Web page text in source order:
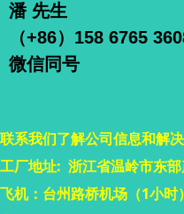
潘 先生
（+86）158 6765
微信同号
联系我们了解公司信息和解
工厂地址: 浙江省温岭市东
飞机：台州路桥机场（1小时